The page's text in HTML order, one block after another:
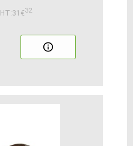
HT:31€32